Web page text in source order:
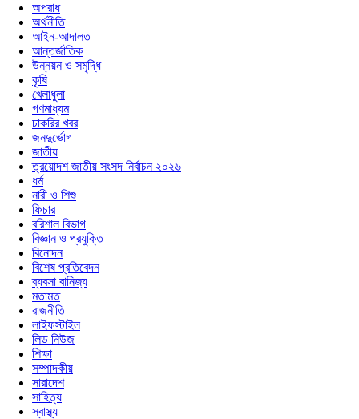
অপরাধ
অর্থনীতি
আইন-আদালত
আন্তর্জাতিক
উন্নয়ন ও সমৃদ্ধি
কৃষি
খেলাধুলা
গণমাধ্যম
চাকরির খবর
জনদুর্ভোগ
জাতীয়
ত্রয়োদশ জাতীয় সংসদ নির্বাচন ২০২৬
ধর্ম
নারী ও শিশু
ফিচার
বরিশাল বিভাগ
বিজ্ঞান ও প্রযুক্তি
বিনোদন
বিশেষ প্রতিবেদন
ব্যবসা বানিজ্য
মতামত
রাজনীতি
লাইফস্টাইল
লিড নিউজ
শিক্ষা
সম্পাদকীয়
সারাদেশ
সাহিত্য
স্বাস্থ্য